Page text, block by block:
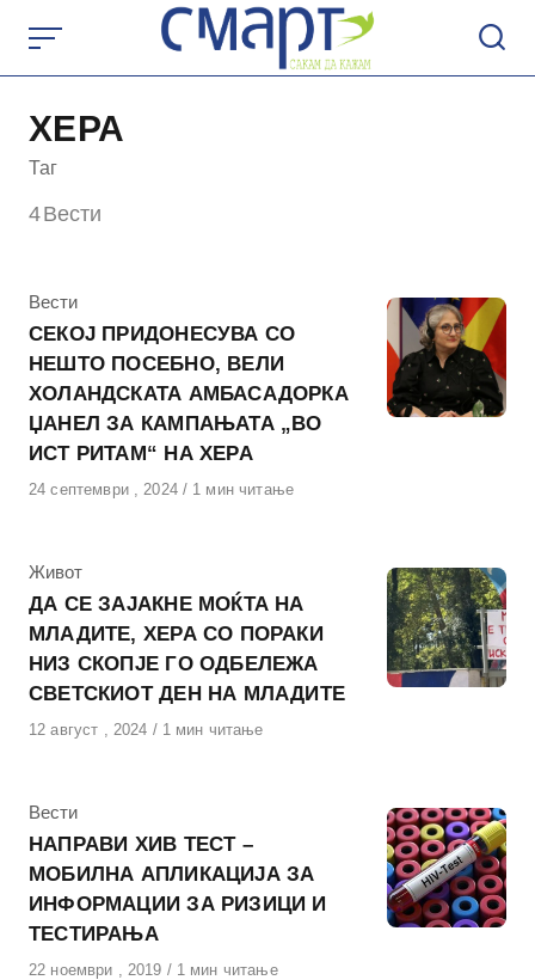
content
ХЕРА
Таг
4Вести
КАтегорија
Вести
СЕКОЈ ПРИДОНЕСУВА СО
НЕШТО ПОСЕБНО, ВЕЛИ
ХОЛАНДСКАТА АМБАСАДОРКА
ЏАНЕЛ ЗА КАМПАЊАТА „ВО
ИСТ РИТАМ“ НА ХЕРА
Објавено
24 септември , 2024 1 мин читање
КАтегорија
Живот
ДА СЕ ЗАЈАКНЕ МОЌТА НА
МЛАДИТЕ, ХЕРА СО ПОРАКИ
НИЗ СКОПЈЕ ГО ОДБЕЛЕЖА
СВЕТСКИОТ ДЕН НА МЛАДИТЕ
Објавено
12 август , 2024 1 мин читање
КАтегорија
Вести
НАПРАВИ ХИВ ТЕСТ –
МОБИЛНА АПЛИКАЦИЈА ЗА
ИНФОРМАЦИИ ЗА РИЗИЦИ И
ТЕСТИРАЊА
Објавено
22 ноември , 2019 1 мин читање